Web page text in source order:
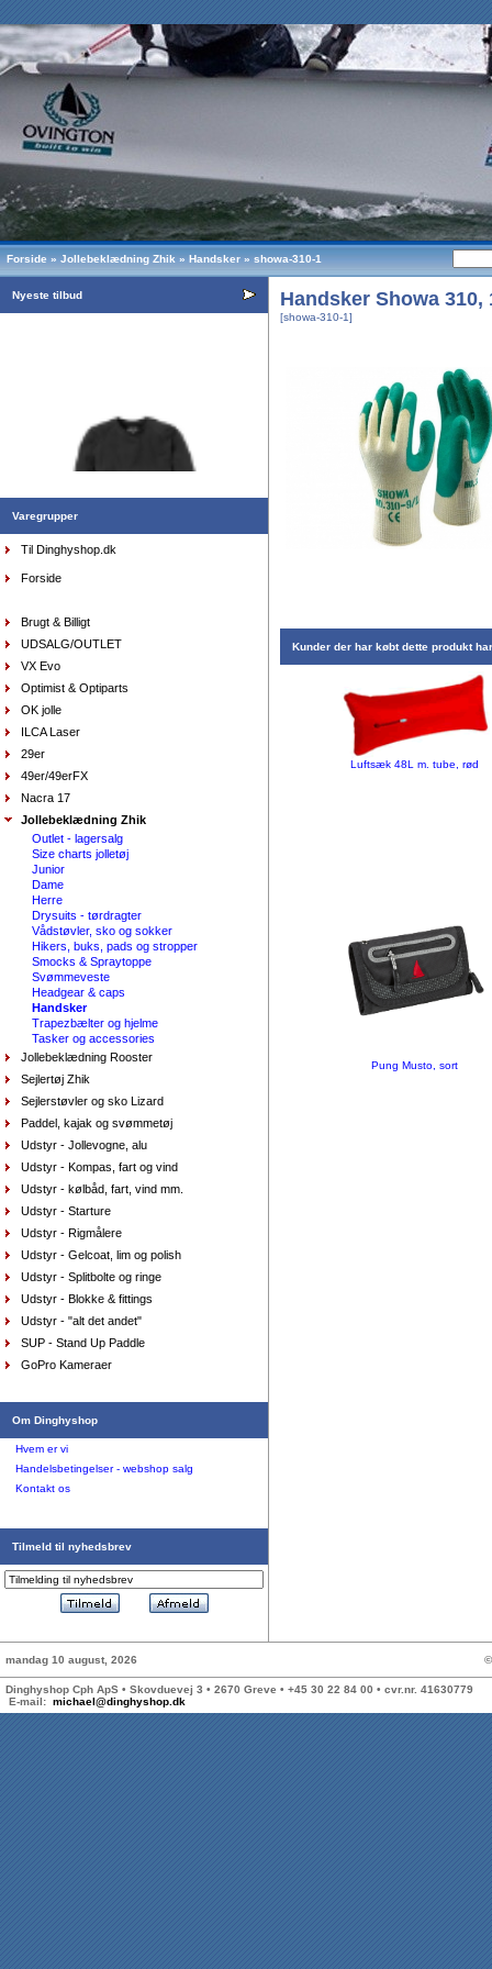
Forside » Jollebeklædning Zhik » Handsker » showa-310-1
Nyeste tilbud
Sejlersko Sebago Docksides Flesh Out
DKK 975,00
Sejlersko Orca Bay Maine, farve elk
DKK1.298,00
DKK 649,00
AquaFleece Classic RESTSALG - womens, vælg
størrelse farve purpl
DKK575,00
412,80
Handsker Musto - Extreme Performance, korte
fingre sort, Small
DKK299,25
Varegrupper
Til Dinghyshop.dk
Forside
Brugt & Billigt
UDSALG/OUTLET
VX Evo
Optimist & Optiparts
OK jolle
ILCA Laser
29er
49er/49erFX
Nacra 17
Jollebeklædning Zhik
Outlet - lagersalg
Size charts jolletøj
Junior
Dame
Herre
Drysuits - tørdragter
Vådstøvler, sko og sokker
Hikers, buks, pads og stropper
Smocks & Spraytoppe
Svømmeveste
Headgear & caps
Handsker
Trapezbælter og hjelme
Tasker og accessories
Jollebeklædning Rooster
Sejlertøj Zhik
Sejlerstøvler og sko Lizard
Paddel, kajak og svømmetøj
Udstyr - Jollevogne, alu
Udstyr - Kompas, fart og vind
Udstyr - kølbåd, fart, vind mm.
Udstyr - Starture
Udstyr - Rigmålere
Udstyr - Gelcoat, lim og polish
Udstyr - Splitbolte og ringe
Udstyr - Blokke & fittings
Udstyr - "alt det andet"
SUP - Stand Up Paddle
GoPro Kameraer
Om Dinghyshop
Hvem er vi
Handelsbetingelser - webshop salg
Kontakt os
Tilmeld til nyhedsbrev
Handsker Showa 310,
[showa-310-1]
Kunder der har købt dette produkt
Luftsæk 48L m. tube, rød
Pung Musto, sort
mandag 10 august, 2026
Dinghyshop Cph ApS • Skovduevej 3 • 2670 Greve • +45 30 22 84 00 • cvr.nr. 41630779
E-mail: michael@dinghyshop.dk